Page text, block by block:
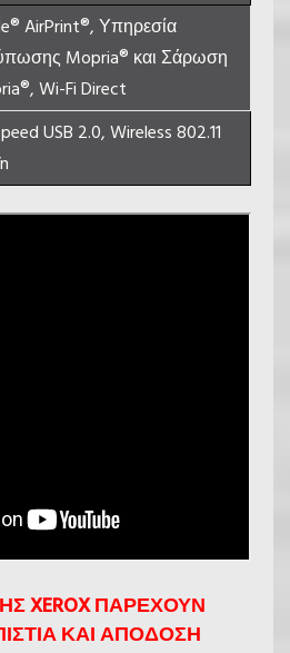
AirPrint®, Υπηρεσία
Mopria® και Σάρωση
Wi-Fi Direct
USB 2.0, Wireless 802.11
XEROX ΠΑΡΕΧΟΥΝ
ΚΑΙ ΑΠΟΔΟΣΗ